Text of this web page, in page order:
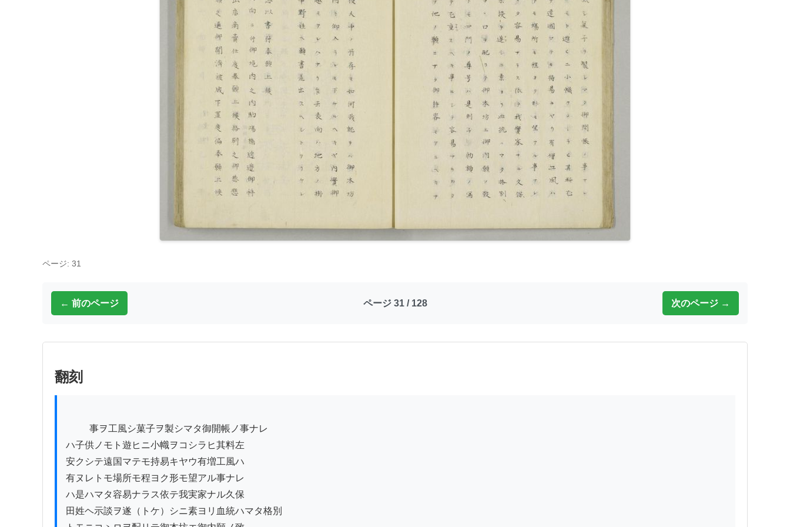
ページ: 31
← 前のページ ページ 31 / 128 次のページ →
翻刻
ハ子供ノモト遊ヒニ小幟ヲコシラヒ其料左
安クシテ遠国マテモ持易キヤウ有増工風ハ
有ヌレトモ場所モ程ヨク形モ望アル事ナレ
ハ是ハマタ容易ナラス依テ我実家ナル久保
田姓ヘ示談ヲ遂（トケ）シニ素ヨリ血統ハマタ格別